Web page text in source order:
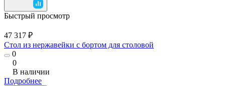
Быстрый просмотр
47 317 ₽
Стол из нержавейки с бортом для столовой
0
0
В наличии
Подробнее